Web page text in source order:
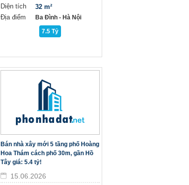
Diện tích
Địa điểm
32 m²
Ba Đình - Hà Nội
7.5 Tỷ
Bán nhà xây mới 5 tầng phố Hoàng
Hoa Thám cách phố 30m, gần Hồ
Tây giá: 5.4 tỷ!
15.06.2026